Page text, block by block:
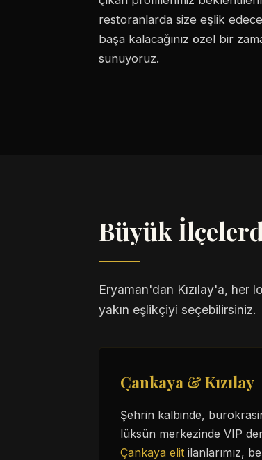
restoranlarda size eşlik
başa kalacağınız özel bir
sunuyoruz.
Büyük
Eryaman'dan Kızılay'a,
yakın eşlikçiyi seçebilirsiniz.
Çankaya & Kızılay
Şehrin kalbinde,
lüksün merkezinde VIP
Çankaya elit ilanlarımız,